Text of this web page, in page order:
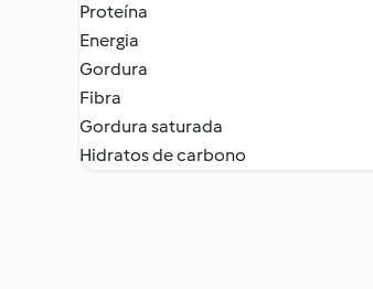
Proteína
Energia
Gordura
Fibra
Gordura saturada
Hidratos de carbono